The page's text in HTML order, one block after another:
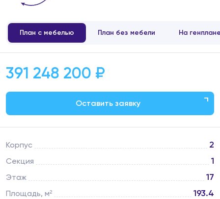
План с мебелью План без мебели На
Корпус 2
Секция 1
Этаж 17
Площадь, м² 193.4
391 248 200 ₽
Оставить заявку